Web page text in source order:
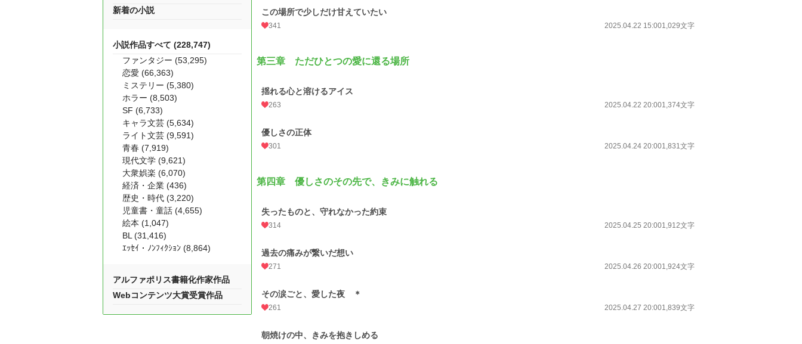
この場所で少しだけ甘えていたい
341 2025.04.22 15:001,029文字
第三章 ただひとつの愛に還る場所
揺れる心と溶けるアイス
263 2025.04.22 20:001,374文字
優しさの正体
301 2025.04.24 20:001,831文字
第四章 優しさのその先で、きみに触れる
失ったものと、守れなかった約束
314 2025.04.25 20:001,912文字
過去の痛みが繋いだ想い
271 2025.04.26 20:001,924文字
その涙ごと、愛した夜 ＊
261 2025.04.27 20:001,839文字
朝焼けの中、きみを抱きしめる
新着の小説
小説作品すべて (228,747)
ファンタジー (53,295)
恋愛 (66,363)
ミステリー (5,380)
ホラー (8,503)
SF (6,733)
キャラ文芸 (5,634)
ライト文芸 (9,591)
青春 (7,919)
現代文学 (9,621)
大衆娯楽 (6,070)
経済・企業 (436)
歴史・時代 (3,220)
児童書・童話 (4,655)
絵本 (1,047)
BL (31,416)
ｴｯｾｲ・ﾉﾝﾌｨｸｼｮﾝ (8,864)
アルファポリス書籍化作家作品
Webコンテンツ大賞受賞作品